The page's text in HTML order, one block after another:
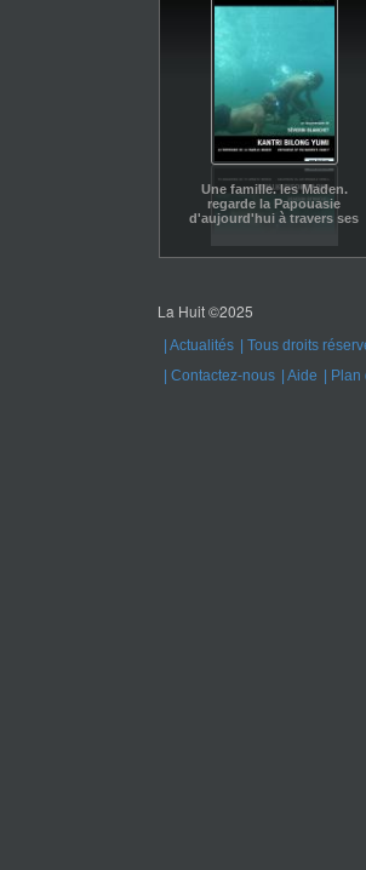
Une famille. les Maden.
regarde la Papouasie
d'aujourd'hui à travers ses
La Huit ©2025
Actualités Tous droits
Contactez-nous
Aide Plan